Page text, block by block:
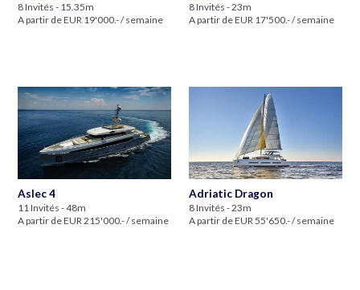
8 Invités - 15.35m
A partir de EUR 19'000.- / semaine
8 Invités - 23m
A partir de EUR 17'500.- / semaine
Aslec 4
11 Invités - 48m
A partir de EUR 215'000.- / semaine
Adriatic Dragon
8 Invités - 23m
A partir de EUR 55'650.- / semaine